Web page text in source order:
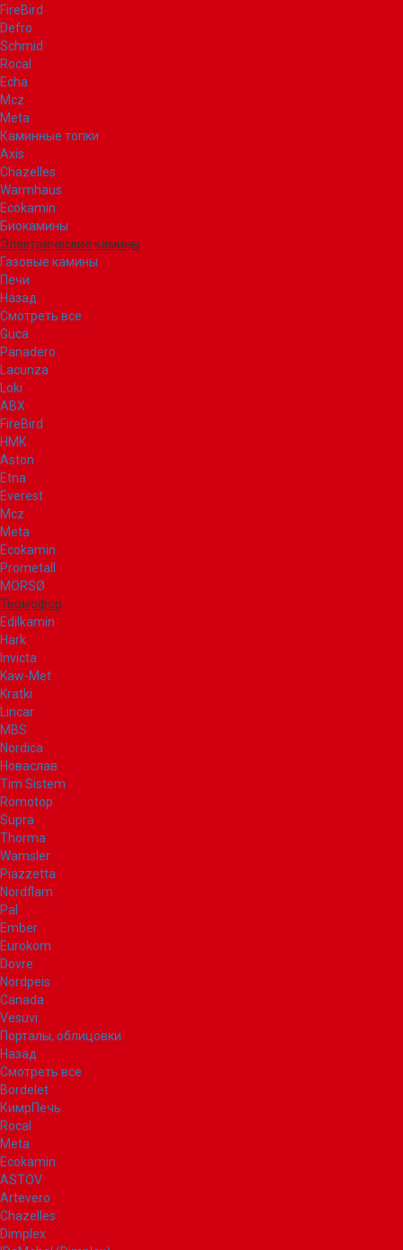
FireBird
Defro
Schmid
Rocal
Echa
Mcz
Meta
Каминные топки
Axis
Chazelles
Warmhaus
Ecokamin
Биокамины
Электрические камины
Газовые камины
Печи
Назад
Смотреть все
Guca
Panadero
Lacunza
Loki
ABX
FireBird
НМК
Aston
Etna
Everest
Mcz
Meta
Ecokamin
Prometall
MORSØ
Термофор
Edilkamin
Hark
Invicta
Kaw-Met
Kratki
Lincar
MBS
Nordica
Новаслав
Tim Sistem
Romotop
Supra
Thorma
Wamsler
Piazzetta
Nordflam
Pal
Ember
Eurokom
Dovre
Nordpeis
Canada
Vesuvi
Порталы, облицовки
Назад
Смотреть все
Bordelet
КимрПечь
Rocal
Meta
Ecokamin
ASTOV
Artevero
Chazelles
Dimplex